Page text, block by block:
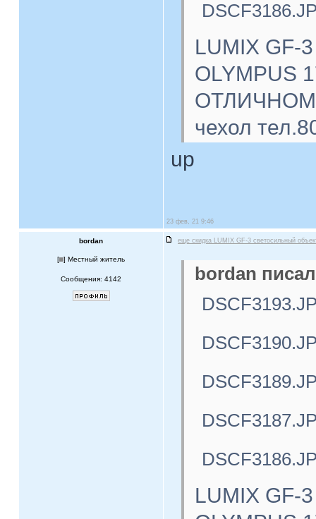
LUMIX GF-
OLYMPUS
ОТЛИЧНОМ
чехол
up
23 фев, 21 9:46
bordan еще скидка LUMIX GF-3 светосильный
[ ] Местный житель
Сообщения: 4142
bordan
LUMIX GF-